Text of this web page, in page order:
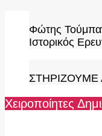
content
Φώτης
Ιστορικός
ΣΤΗΡΙΖΟΥΜΕ
Χειροποίητες